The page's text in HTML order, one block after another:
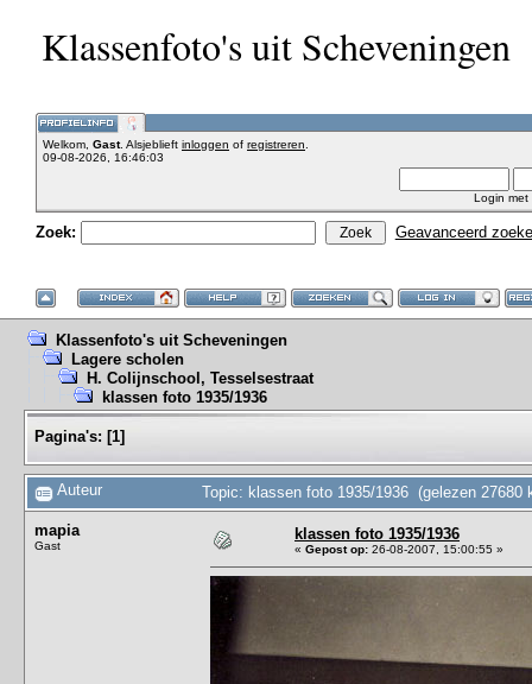
Klassenfoto's uit Scheveningen
Welkom, Gast. Alsjeblieft inloggen of registreren
09-08-2026, 16:46:03
Login met
Zoek: Geavanceerd
Klassenfoto's uit Scheveningen
Lagere scholen
H. Colijnschool, Tesselsestraat
klassen foto 1935/1936
Pagina's: [1]
Auteur Topic: klassen foto 1935/1936 (gelezen 27680
mapia
Gast
klassen foto 1935/1936
« Gepost op: 26-08-2007, 15:00:55 »